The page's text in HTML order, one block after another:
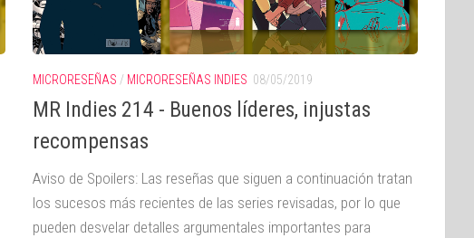
MICRORESEÑAS / MICRORESEÑAS INDIES 08/05/2019
MR Indies 214 - Buenos líderes, injustas
recompensas
Aviso de Spoilers: Las reseñas que siguen a continuación tratan
los sucesos más recientes de las series revisadas, por lo que
pueden desvelar detalles argumentales importantes para